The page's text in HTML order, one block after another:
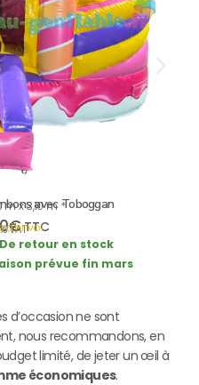
avec Toboggan
x 3,10 m *
€TTC
VAT
d’envoi
De retour en stock
prévue fin mars
d’occasion ne sont
nous recommandons, en
limité, de jeter un œil à
économiques.